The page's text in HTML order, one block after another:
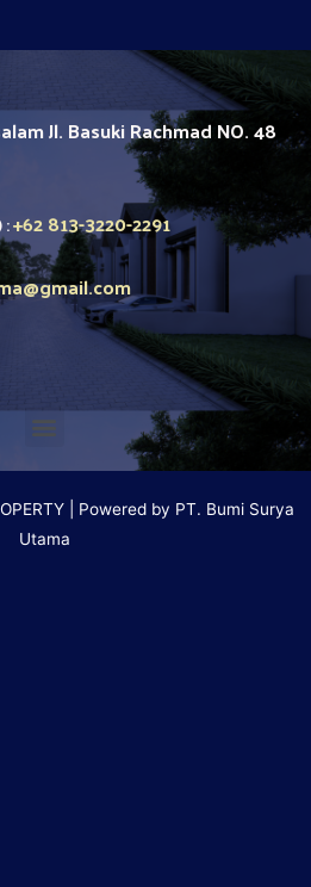
Jl. Basuki Rachmad NO. 48
:+62 813-3220-2291
@gmail.com
| Powered by PT. Bumi Surya
Utama